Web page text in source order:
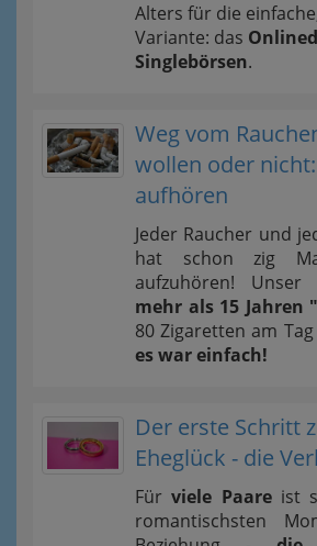
Alters für die
Variante: das
Singlebörsen.
Weg vom
wollen oder
aufhören
Jeder Raucher und
hat schon zig
aufzuhören!
mehr als 15 Jahren
80 Zigaretten am
es war einfach!
Der erste Schritt
Eheglück - die
Fürviele Paareist
romantischsten